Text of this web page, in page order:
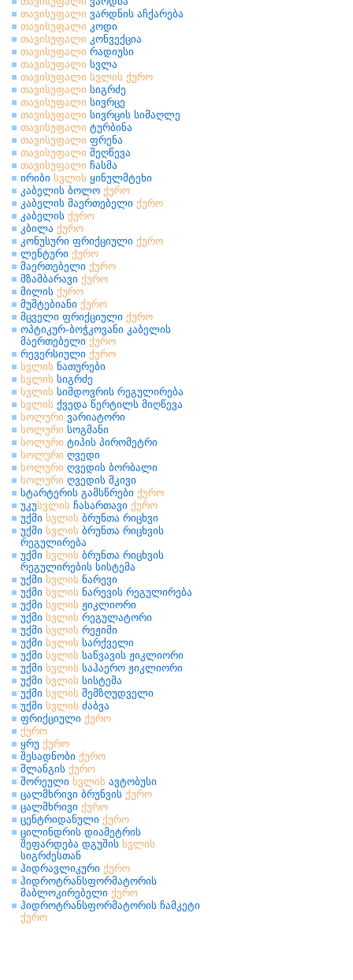
თავისუფალი ვარდნის აჩქარება
თავისუფალი კოდი
თავისუფალი კონვექცია
თავისუფალი რადიუსი
თავისუფალი სვლა
თავისუფალი სვლის ქურო
თავისუფალი სიგრძე
თავისუფალი სივრცე
თავისუფალი სივრცის სიმაღლე
თავისუფალი ტურბინა
თავისუფალი ფრენა
თავისუფალი შეღწევა
თავისუფალი ჩასმა
ირიბი სვლის ყინულმტეხი
კაბელის ბოლო ქურო
კაბელის მაერთებელი ქურო
კაბელის ქურო
კბილა ქურო
კონუსური ფრიქციული ქურო
ლენტური ქურო
მაერთებელი ქურო
მზამბარავი ქურო
მილის ქურო
მუშტებიანი ქურო
მცველი ფრიქციული ქურო
ოპტიკურ-ბოჭკოვანი კაბელის
მაერთებელი ქურო
რევერსიული ქურო
სვლის ნათურები
სვლის სიგრძე
სვლის სიმდოვრის რეგულირება
სვლის ქვედა წერტილს მიღწევა
სოლური ვარიატორი
სოლური სოგმანი
სოლური ტიპის პირომეტრი
სოლური ღვედი
სოლური ღვედის ბორბალი
სოლური ღვედის შკივი
სტარტერის გამსწრები ქურო
უკუსვლის ჩასართავი ქურო
უქმი სვლის ბრუნთა რიცხვი
უქმი სვლის ბრუნთა რიცხვის
რეგულირება
უქმი სვლის ბრუნთა რიცხვის
რეგულირების სისტემა
უქმი სვლის ნარევი
უქმი სვლის ნარევის რეგულირება
უქმი სვლის ჟიკლიორი
უქმი სვლის რეგულატორი
უქმი სვლის რეჟიმი
უქმი სვლის სარქველი
უქმი სვლის საწვავის ჟიკლიორი
უქმი სვლის საჰაერო ჟიკლიორი
უქმი სვლის სისტემა
უქმი სვლის შემზღუდველი
უქმი სვლის ძაბვა
ფრიქციული ქურო
ქურო
ყრუ ქურო
შესადნობი ქურო
შლანგის ქურო
შორეული სვლის ავტობუსი
ცალმხრივი ბრუნვის ქურო
ცალმხრივი ქურო
ცენტრიდანული ქურო
ცილინდრის დიამეტრის
შეფარდება დგუშის სვლის
სიგრძესთან
ჰიდრავლიკური ქურო
ჰიდროტრანსფორმატორის
მაბლოკირებელი ქურო
ჰიდროტრანსფორმატორის ჩამკეტი
ქურო